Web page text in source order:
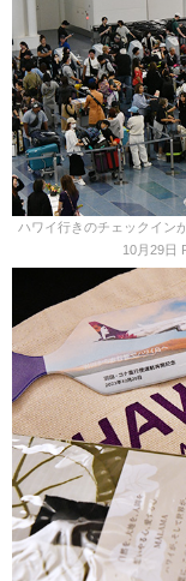
ハワイ行きのチェックイン
10月29日